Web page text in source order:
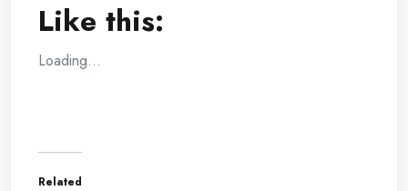
Like this:
Loading...
Related